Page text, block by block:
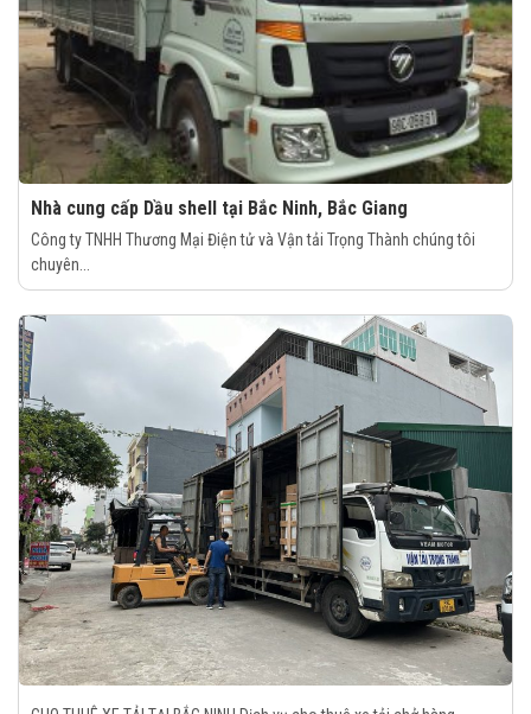
Nhà cung cấp Dầu shell tại Bắc Ninh, Bắc Giang
Công ty TNHH Thương Mại Điện tử và Vận tải Trọng Thành chúng tôi
chuyên...